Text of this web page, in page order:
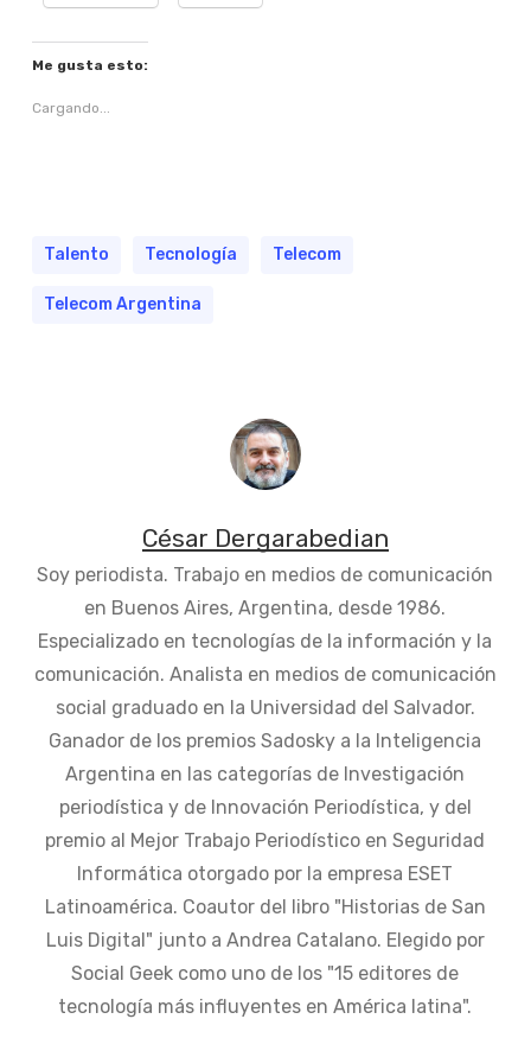
Me gusta esto:
Cargando...
Talento Tecnología Telecom
Telecom Argentina
César Dergarabedian
Soy periodista. Trabajo en medios de comunicación
en Buenos Aires, Argentina, desde 1986.
Especializado en tecnologías de la información y la
comunicación. Analista en medios de comunicación
social graduado en la Universidad del Salvador.
Ganador de los premios Sadosky a la Inteligencia
Argentina en las categorías de Investigación
periodística y de Innovación Periodística, y del
premio al Mejor Trabajo Periodístico en Seguridad
Informática otorgado por la empresa ESET
Latinoamérica. Coautor del libro "Historias de San
Luis Digital" junto a Andrea Catalano. Elegido por
Social Geek como uno de los "15 editores de
tecnología más influyentes en América latina".